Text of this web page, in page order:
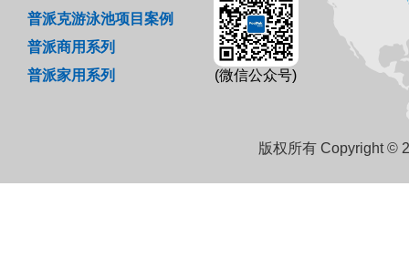
普派克游泳池项目案例
普派商用系列
普派家用系列
(微信公众号)
版权所有 Copyright ©